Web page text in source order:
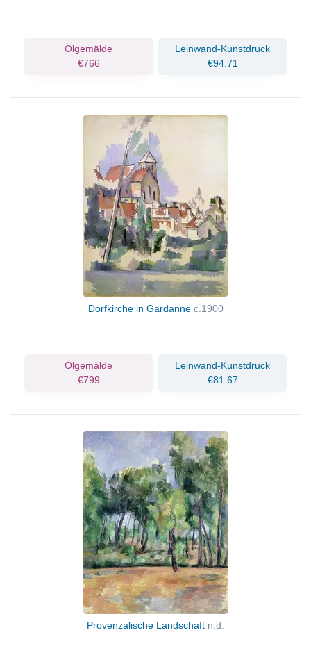
Ölgemälde
€766
Leinwand-Kunstdruck
€94.71
Dorfkirche in Gardanne c.1900
Ölgemälde
€799
Leinwand-Kunstdruck
€81.67
Provenzalische Landschaft n.d.